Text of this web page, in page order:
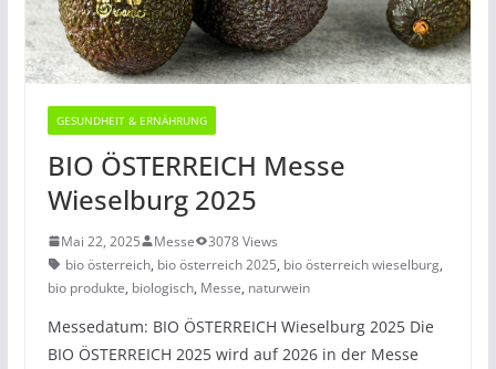
GESUNDHEIT & ERNÄHRUNG
BIO ÖSTERREICH Messe
Wieselburg 2025
Mai 22, 2025 Messe
3078 Views
bio österreich, bio österreich 2025, bio österreich wieselburg,
bio produkte, biologisch, Messe, naturwein
Messedatum: BIO ÖSTERREICH Wieselburg 2025 Die
BIO ÖSTERREICH 2025 wird auf 2026 in der Messe